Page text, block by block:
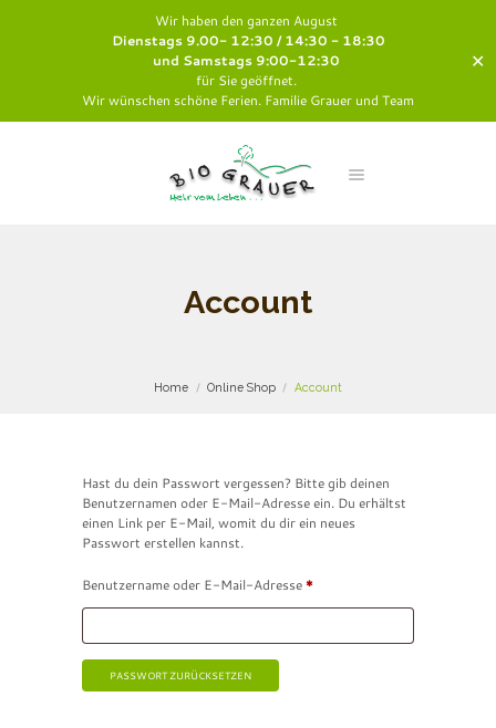
Wir haben den ganzen August
Dienstags 9.00- 12:30 / 14:30 - 18:30
und Samstags 9:00-12:30
für Sie geöffnet.
Wir wünschen schöne Ferien. Familie Grauer und Team
✕
Account
Home Online Shop Account
Hast du dein Passwort vergessen? Bitte gib deinen
Benutzernamen oder E-Mail-Adresse ein. Du erhältst
einen Link per E-Mail, womit du dir ein neues
Passwort erstellen kannst.
Benutzername oder E-Mail-Adresse *
PASSWORT ZURÜCKSETZEN